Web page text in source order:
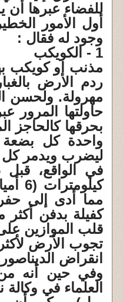
للفضاء عبرها أن
أول الأمور
وجود له فقال :
1 - الكويكب
مذنب او كويكب
ردم الأرض
مهرولة. ولحسن
حاولتها المرور
بحرقها كالحاجز
واحدة كل بضعة
ليضرب ويدمر
كفيلة بدفن
قلب الموازين
تجوب الأرض لأكثر من 170
انقراض
وفي حين أنه